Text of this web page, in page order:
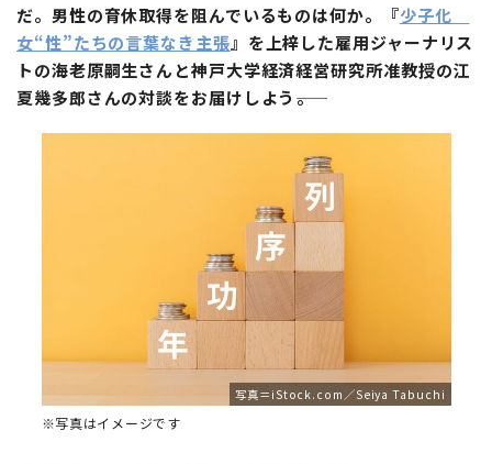
だ。男性の育休取得を阻んでいるものは何か。『少子化
女“性”たちの言葉なき主張』を上梓した雇用ジャーナリス
トの海老原嗣生さんと神戸大学経済経営研究所准教授の江
夏幾多郎さんの対談をお届けしよう――。
写真＝iStock.com／Seiya Tabuchi
※写真はイメージです